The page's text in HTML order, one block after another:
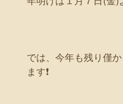
では、今年も残り僅
ます❗